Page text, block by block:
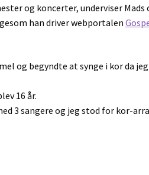
og koncerter, underviser
han driver webportalen
og begyndte at synge i kor da
16 år.
3 sangere og jeg stod for kor-